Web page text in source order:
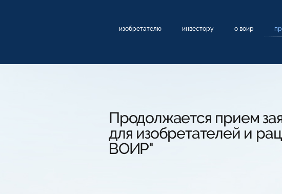
изобретателю инвестору о воир
Продолжается прием
для изобретателей и
ВОИР"